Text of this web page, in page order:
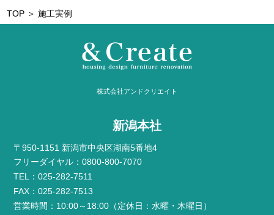
TOP ＞ 施工実例
株式会社アンドクリエイト
新潟本社
〒950-1151 新潟市中央区湖南5番地4
フリーダイヤル：0800-800-7070
TEL：025-282-7511
FAX：025-282-7513
営業時間：10:00～18:00（定休日：水曜・木曜日）